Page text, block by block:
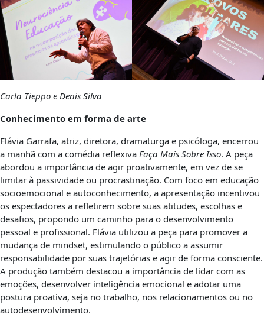
Carla Tieppo e Denis Silva
Conhecimento em forma de arte
Flávia Garrafa, atriz, diretora, dramaturga e psicóloga, encerrou
a manhã com a comédia reflexiva Faça Mais Sobre Isso. A peça
abordou a importância de agir proativamente, em vez de se
limitar à passividade ou procrastinação. Com foco em educação
socioemocional e autoconhecimento, a apresentação incentivou
os espectadores a refletirem sobre suas atitudes, escolhas e
desafios, propondo um caminho para o desenvolvimento
pessoal e profissional. Flávia utilizou a peça para promover a
mudança de mindset, estimulando o público a assumir
responsabilidade por suas trajetórias e agir de forma consciente.
A produção também destacou a importância de lidar com as
emoções, desenvolver inteligência emocional e adotar uma
postura proativa, seja no trabalho, nos relacionamentos ou no
autodesenvolvimento.